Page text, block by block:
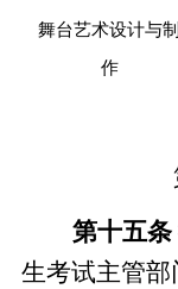
舞台艺术设计与制
作
第十五条
生考试主管